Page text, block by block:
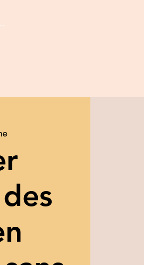
/ S'inscrire